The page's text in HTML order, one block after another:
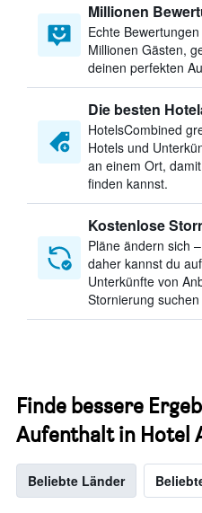
Millionen
Echte
Millionen Gästen,
deinen perfekten
Die besten
HotelsCombined
Hotels und
an einem Ort,
finden kannst.
Kostenlose
Pläne ändern sich
daher kannst du
Unterkünfte von
Stornierung
Finde bessere
Aufenthalt in Hotel
Beliebte Länder